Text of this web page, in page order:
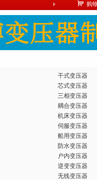
键
购
干式变压器
芯式变压器
三相变压器
耦合变压器
机床变压器
伺服变压器
船用变压器
防水变压器
户内变压器
逆变变压器
无线变压器